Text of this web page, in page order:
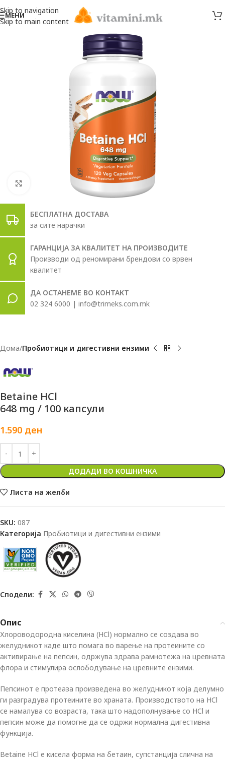
Skip to navigation
Skip to main content
МЕНИ
Click to enlarge
БЕСПЛАТНА ДОСТАВА
за сите нарачки
ГАРАНЦИЈА ЗА КВАЛИТЕТ НА ПРОИЗВОДИТЕ
Производи од реномирани брендови со врвен
квалитет
ДА ОСТАНЕМЕ ВО КОНТАКТ
02 324 6000 | info@trimeks.com.mk
Дома Пробиотици и дигестивни ензими
Betaine HCl
648 mg / 100 капсули
1.590 ден
ДОДАДИ ВО КОШНИЧКА
Листа на желби
SKU: 087
Категорија Пробиотици и дигестивни ензими
Сподели:
Опис
Хлороводородна киселина (HCl) нормално се создава во
желудникот каде што помага во варење на протеините со
активирање на пепсин, одржува здрава рамнотежа на цревната
флора и стимулира ослободување на цревните ензими.
Пепсинот е протеаза произведена во желудникот која делумно
ги разградува протеините во храната. Производството на HCl
се намалува со возраста, така што надополнување со HCl и
пепсин може да помогне да се одржи нормална дигестивна
функција.
Betaine HCl е кисела форма на бетаин, супстанција слична на